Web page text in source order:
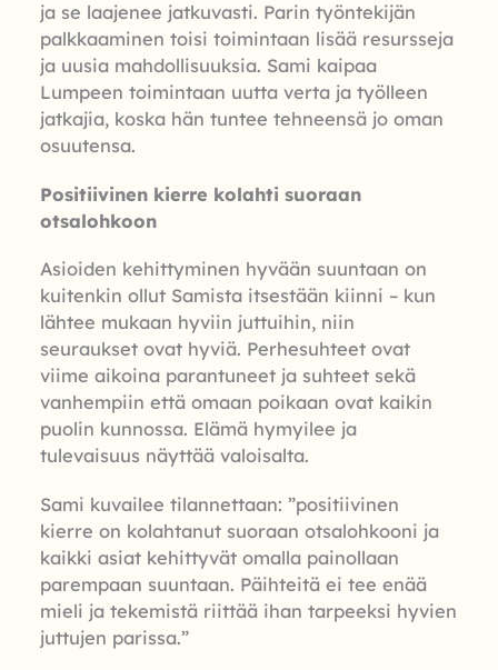
ja se laajenee jatkuvasti. Parin työntekijän
palkkaaminen toisi toimintaan lisää resursseja
ja uusia mahdollisuuksia. Sami kaipaa
Lumpeen toimintaan uutta verta ja työlleen
jatkajia, koska hän tuntee tehneensä jo oman
osuutensa.
Positiivinen kierre kolahti suoraan
otsalohkoon
Asioiden kehittyminen hyvään suuntaan on
kuitenkin ollut Samista itsestään kiinni – kun
lähtee mukaan hyviin juttuihin, niin
seuraukset ovat hyviä. Perhesuhteet ovat
viime aikoina parantuneet ja suhteet sekä
vanhempiin että omaan poikaan ovat kaikin
puolin kunnossa. Elämä hymyilee ja
tulevaisuus näyttää valoisalta.
Sami kuvailee tilannettaan: ”positiivinen
kierre on kolahtanut suoraan otsalohkooni ja
kaikki asiat kehittyvät omalla painollaan
parempaan suuntaan. Päihteitä ei tee enää
mieli ja tekemistä riittää ihan tarpeeksi hyvien
juttujen parissa.”